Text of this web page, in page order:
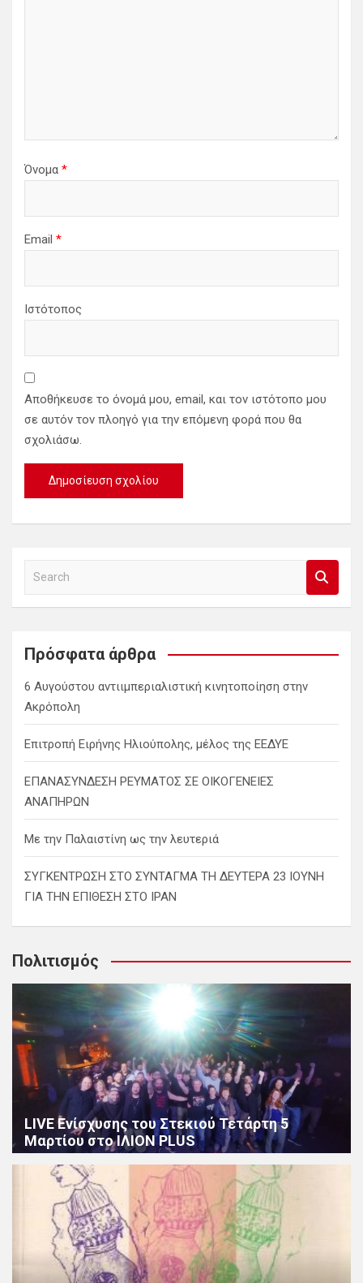
Όνομα *
Email *
Ιστότοπος
Αποθήκευσε το όνομά μου, email, και τον ιστότοπο μου
σε αυτόν τον πλοηγό για την επόμενη φορά που θα
σχολιάσω.
a
c
Πρόσφατα άρθρα
6 Αυγούστου αντιιμπεριαλιστική κινητοποίηση στην
Ακρόπολη
Επιτροπή Ειρήνης Ηλιούπολης, μέλος της ΕΕΔΥΕ
ΕΠΑΝΑΣΥΝΔΕΣΗ ΡΕΥΜΑΤΟΣ ΣΕ ΟΙΚΟΓΕΝΕΙΕΣ
ΑΝΑΠΗΡΩΝ
Με την Παλαιστίνη ως την λευτεριά
ΣΥΓΚΕΝΤΡΩΣΗ ΣΤΟ ΣΥΝΤΑΓΜΑ ΤΗ ΔΕΥΤΕΡΑ 23 ΙΟΥΝΗ
ΓΙΑ ΤΗΝ ΕΠΙΘΕΣΗ ΣΤΟ ΙΡΑΝ
Πολιτισμός
LIVE Ενίσχυσης του Στεκιού Τετάρτη 5
Μαρτίου στο ΙΛΙΟΝ PLUS